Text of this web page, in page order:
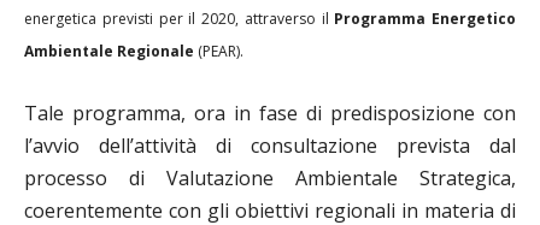
energetica previsti per il 2020, attraverso il Programma Energetico
Ambientale Regionale (PEAR).
Tale programma, ora in fase di predisposizione con
l’avvio dell’attività di consultazione prevista dal
processo di Valutazione Ambientale Strategica,
coerentemente con gli obiettivi regionali in materia di